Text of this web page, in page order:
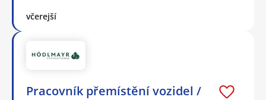
včerejší
Pracovník přemístění vozidel /